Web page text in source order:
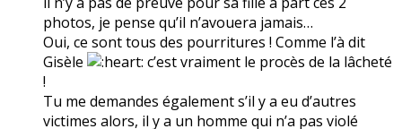
photos, je pense qu’il n’avouera jamais…
Oui, ce sont tous des pourritures ! Comme l’à dit
Gisèle
c’est vraiment le procès de la lâcheté
!
Tu me demandes également s’il y a eu d’autres
victimes alors, il y a un homme qui n’a pas violé